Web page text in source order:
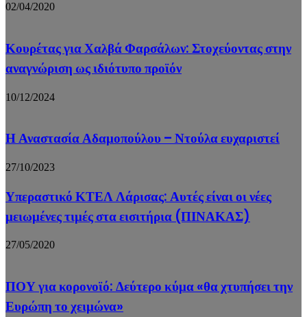
02/04/2020
Κουρέτας για Χαλβά Φαρσάλων: Στοχεύοντας στην
αναγνώριση ως ιδιότυπο προϊόν
10/12/2024
Η Αναστασία Αδαμοπούλου – Ντούλα ευχαριστεί
27/10/2023
Υπεραστικό ΚΤΕΛ Λάρισας: Αυτές είναι οι νέες
μειωμένες τιμές στα εισιτήρια (ΠΙΝΑΚΑΣ)
27/05/2020
ΠΟΥ για κορονοϊό: Δεύτερο κύμα «θα χτυπήσει την
Ευρώπη το χειμώνα»